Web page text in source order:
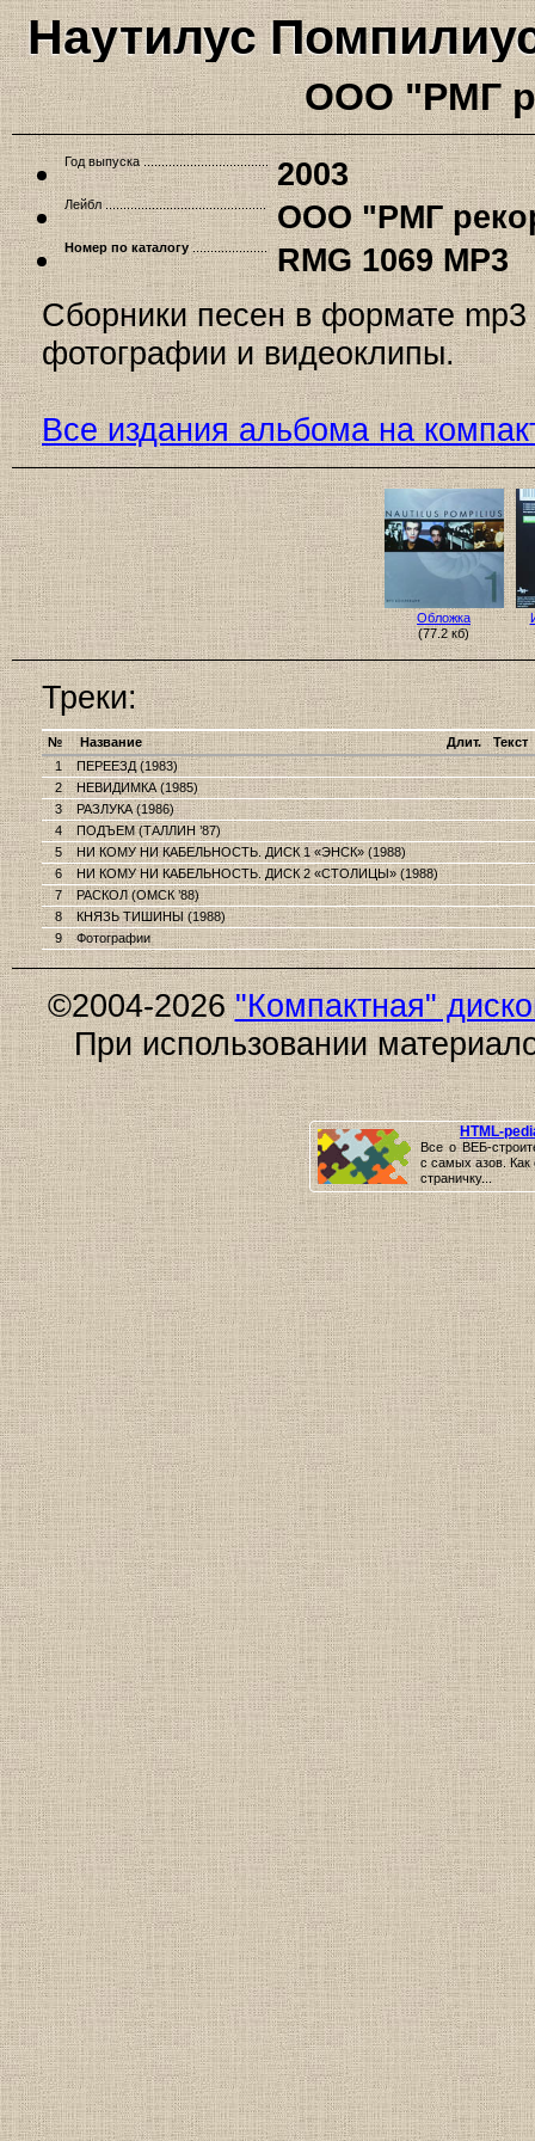
Наутилус
ООО "РМГ
Год выпуска 2003
Лейбл ООО "РМГ
Номер по каталогу
RMG 1069 MP3
Сборники песен в формате
фотографии и видеоклипы.
Все издания альбома на
Обложка
(77.2 кб)
Треки:
№ Название Длит.
Текст
1
ПЕРЕЕЗД (1983)
2
НЕВИДИМКА (1985)
3
РАЗЛУКА (1986)
4
ПОДЪЕМ (ТАЛЛИН ’87)
5
НИ КОМУ НИ КАБЕЛЬНОСТЬ. ДИСК 1 «ЭНСК» (1988)
6
НИ КОМУ НИ КАБЕЛЬНОСТЬ. ДИСК 2 «СТОЛИЦЫ» (1988)
7
РАСКОЛ (ОМСК ’88)
8
КНЯЗЬ ТИШИНЫ (1988)
9
Фотографии
©2004-2026"Компактная"
При использовании
HTML-
Все о ВЕБ-
с самых азов. Как
страничку...